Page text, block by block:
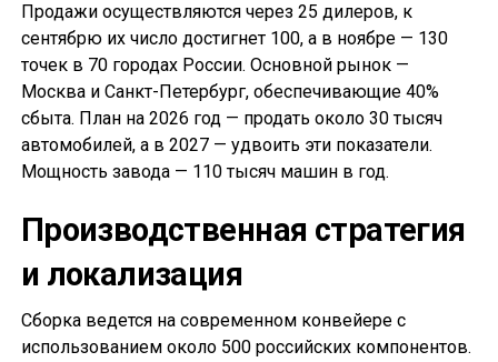
Продажи осуществляются через 25 дилеров, к
сентябрю их число достигнет 100, а в ноябре — 130
точек в 70 городах России. Основной рынок —
Москва и Санкт-Петербург, обеспечивающие 40%
сбыта. План на 2026 год — продать около 30 тысяч
автомобилей, а в 2027 — удвоить эти показатели.
Мощность завода — 110 тысяч машин в год.
Производственная стратегия
и локализация
Сборка ведется на современном конвейере с
использованием около 500 российских компонентов.